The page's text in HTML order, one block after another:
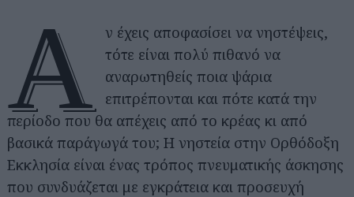
Α
ν έχεις αποφασίσει να νηστέψεις,
τότε είναι πολύ πιθανό να
αναρωτηθείς ποια ψάρια
επιτρέπονται και πότε κατά την
περίοδο που θα απέχεις από το κρέας κι από
βασικά παράγωγά του; Η νηστεία στην Ορθόδοξη
Εκκλησία είναι ένας τρόπος πνευματικής άσκησης
που συνδυάζεται με εγκράτεια και προσευχή